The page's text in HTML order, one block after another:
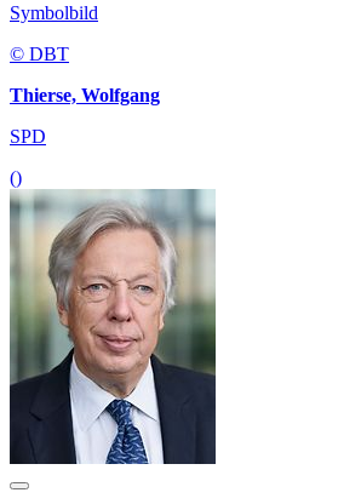
Symbolbild
© DBT
Thierse, Wolfgang
SPD
()